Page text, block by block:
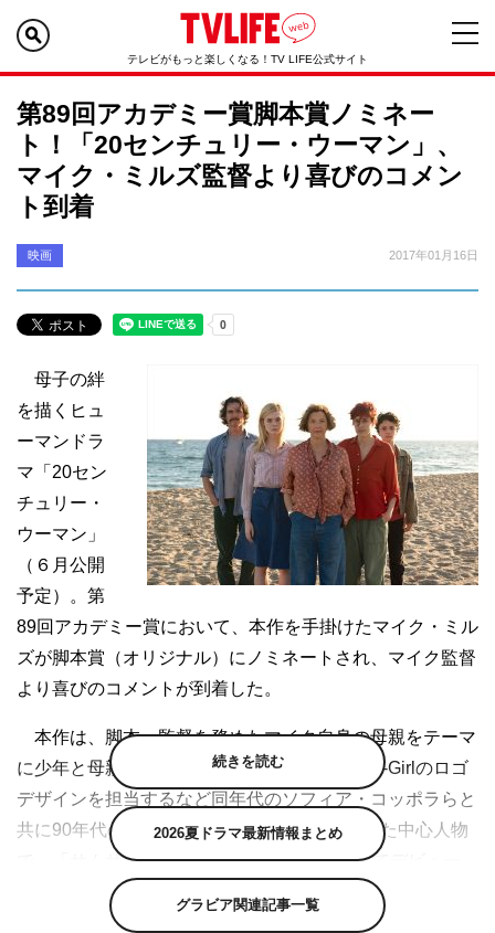
テレビがもっと楽しくなる！TV LIFE公式サイト
第89回アカデミー賞脚本賞ノミネー
ト！「20センチュリー・ウーマン」、
マイク・ミルズ監督より喜びのコメン
ト到着
映画 2017年01月16日
母子の絆
を描くヒュ
ーマンドラ
マ「20セン
チュリー・
ウーマン」
（６月公開
予定）。第
89回アカデミー賞において、本作を手掛けたマイク・ミル
ズが脚本賞（オリジナル）にノミネートされ、マイク監督
より喜びのコメントが到着した。
本作は、脚本・監督を務めたマイク自身の母親をテーマ
に少年と母親との絆を描く。マイク監督は、X-Girlのロゴ
デザインを担当するなど同年代のソフィア・コッポラらと
共に90年代のNYグラフィックシーンを牽引した中心人物
で、「サムサッカー」（05）で映画監督としてデビュー。
自身のゲイの父親をモデルにしたユアン・マクレガー主演
の前作「人生はビギナーズ」（10）では、父親役のクリス
続きを読む
2026夏ドラマ最新情報まとめ
グラビア関連記事一覧